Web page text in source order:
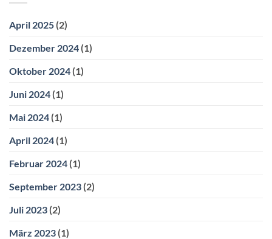
April 2025 (2)
Dezember 2024 (1)
Oktober 2024 (1)
Juni 2024 (1)
Mai 2024 (1)
April 2024 (1)
Februar 2024 (1)
September 2023 (2)
Juli 2023 (2)
März 2023 (1)